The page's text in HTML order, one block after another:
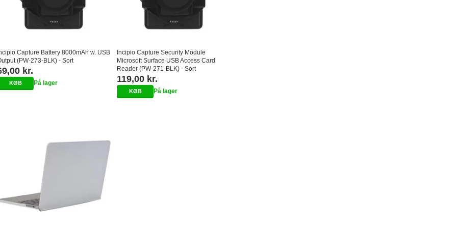
Capture Battery 8000mAh w. USB
(PW-273-BLK) - Sort
kr.
På lager
Incipio Capture Security Module
Microsoft Surface USB Access Card
Reader (PW-271-BLK) - Sort
119,00 kr.
På lager